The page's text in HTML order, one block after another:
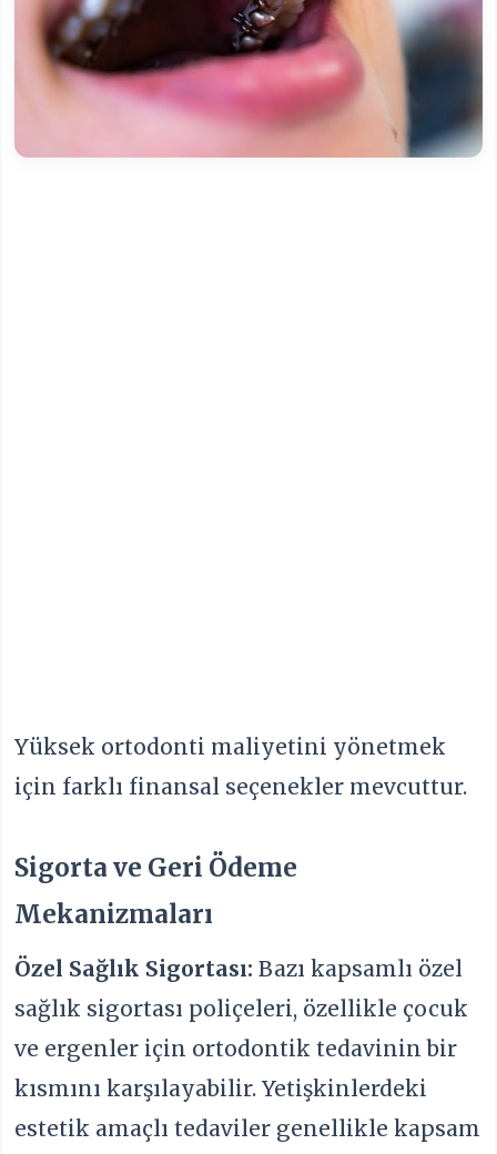
Yüksek ortodonti maliyetini yönetmek
için farklı finansal seçenekler mevcuttur.
Sigorta ve Geri Ödeme
Mekanizmaları
Özel Sağlık Sigortası: Bazı kapsamlı özel
sağlık sigortası poliçeleri, özellikle çocuk
ve ergenler için ortodontik tedavinin bir
kısmını karşılayabilir. Yetişkinlerdeki
estetik amaçlı tedaviler genellikle kapsam